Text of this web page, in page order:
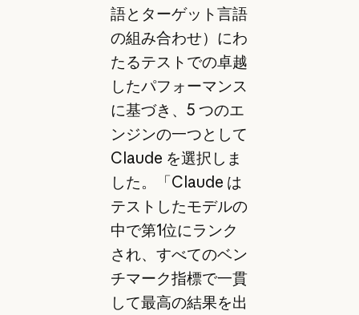
語とターゲット言語
の組み合わせ）にわ
たるテストでの卓越
したパフォーマンス
に基づき、5 つのエ
ンジンの一つとして
Claude を選択しま
した。「Claude は
テストしたモデルの
中で第1位にランク
され、すべてのベン
チマーク指標で一貫
して最高の結果を出